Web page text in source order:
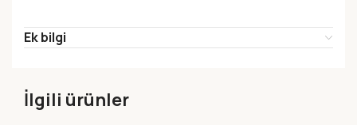
Ek bilgi
İlgili ürünler